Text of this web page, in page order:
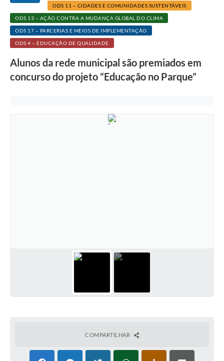
ODS 11 – CIDADES E COMUNIDADES SUSTENTÁVEIS
ODS 13 – AÇÃO CONTRA A MUDANÇA GLOBAL DO CLIMA
ODS 17 – PARCERIAS E MEIOS DE IMPLEMENTAÇÃO
ODS 4 – EDUCAÇÃO DE QUALIDADE
Alunos da rede municipal são premiados em
concurso do projeto “Educação no Parque”
COMPARTILHAR